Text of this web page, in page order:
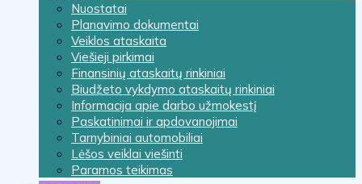
Nuostatai
Planavimo dokumentai
Veiklos ataskaita
Viešieji pirkimai
Finansinių ataskaitų rinkiniai
Biudžeto vykdymo ataskaitų rinkiniai
Informacija apie darbo užmokestį
Paskatinimai ir apdovanojimai
Tarnybiniai automobiliai
Lėšos veiklai viešinti
Paramos teikimas